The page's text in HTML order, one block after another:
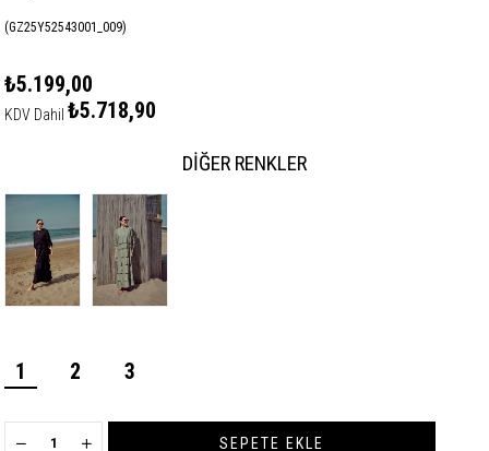
(GZ25Y52543001_009)
₺5.199,00
KDV Dahil ₺5.718,90
DIĞER RENKLER
1 2 3